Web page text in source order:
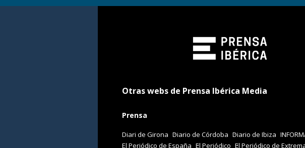
Otras webs de Prensa Ibérica Media
Prensa
Diari de Girona Diario de Córdoba Diario de Ibiza
El Periódico de España El Periódico El Periódico de